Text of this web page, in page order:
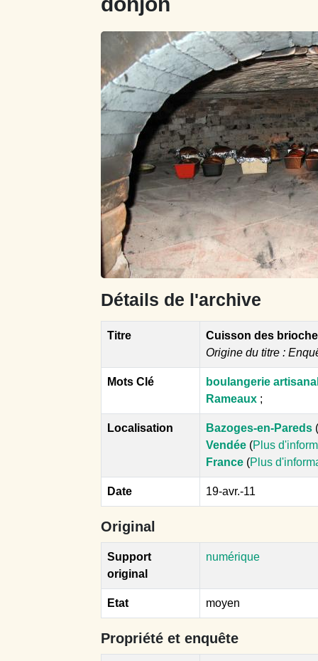
Détails de l'archive
Titre
Cuisson des
Origine du titre :
Mots Clé
boulangerie
Rameaux ;
Localisation Bazoges-en-Pareds (
Vendée (Plus
France (Plus
Date 19-avr.-11
Original
Support
original
numérique
Etat moyen
Propriété et enquête